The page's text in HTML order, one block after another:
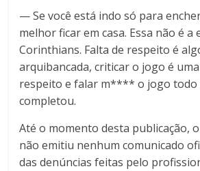
— Se você está indo só para
melhor ficar em casa. Essa não é a
Corinthians. Falta de respeito é
arquibancada, criticar o jogo é
respeito e falar m**** o jogo
completou.
Até o momento desta publicação,
não emitiu nenhum comunicado
das denúncias feitas pelo